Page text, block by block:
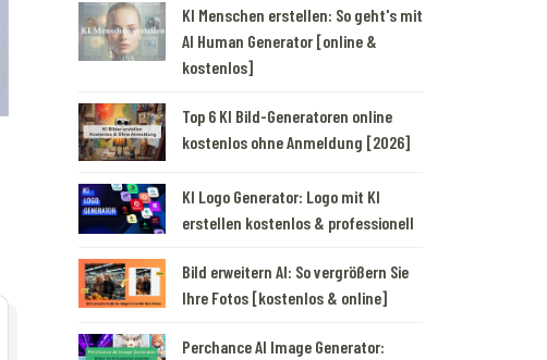
KI Menschen erstellen: So geht's mit
AI Human Generator [online &
kostenlos]
Top 6 KI Bild-Generatoren online
kostenlos ohne Anmeldung [2026]
KI Logo Generator: Logo mit KI
erstellen kostenlos & professionell
Bild erweitern AI: So vergrößern Sie
Ihre Fotos [kostenlos & online]
Perchance AI Image Generator: